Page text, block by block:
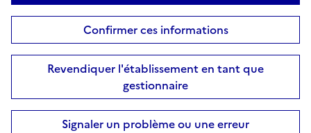
Confirmer ces informations
Revendiquer l'établissement en tant que
gestionnaire
Signaler un problème ou une erreur